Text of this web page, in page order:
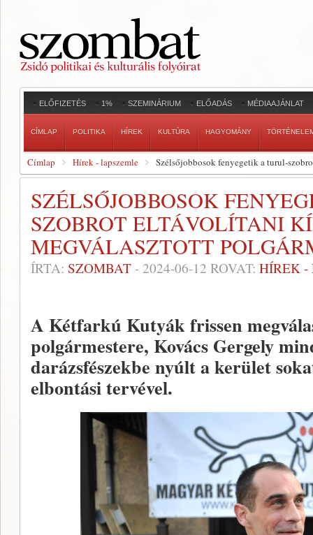
ELŐFIZETÉS 1% SZEMINÁRIUM ELŐADÁS MÉDIAAJÁNLAT
CÍMLAP POLITIKA HÍREK KULTÚRA HAGYOMÁNY
Címlap Hírek - lapszemle Szélsőjobbosok fenyegetik a turul-
SZÉLSŐJOBBOSOK
SZOBROT ELTÁVOLÍTANI
MEGVÁLASZTOTT
ÍRTA: SZOMBAT - 2024-06-12 ROVAT: HÍREK -
A Kétfarkú Kutyák frissen
polgármestere, Kovács Gergely
darázsfészekbe nyúlt a kerület
elbontási tervével.